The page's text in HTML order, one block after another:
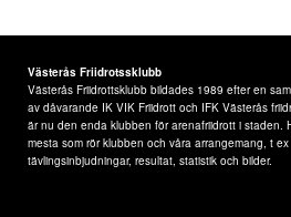
Västerås Friidrotssklubb
Västerås Friidrottsklubb bildades 1989 efter en
av dåvarande IK VIK Friidrott och IFK Västerås
är nu den enda klubben för arenafriidrott i staden.
mesta som rör klubben och våra arrangemang, t ex
tävlingsinbjudningar, resultat, statistik och bilder.